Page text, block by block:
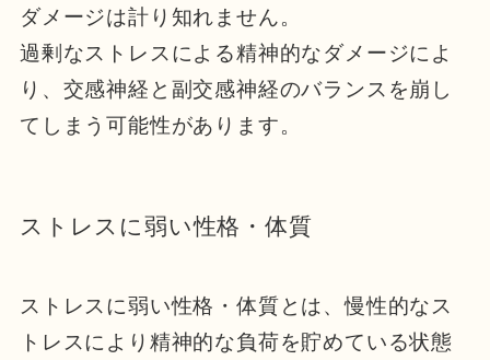
ダメージは計り知れません。
過剰なストレスによる精神的なダメージによ
り、交感神経と副交感神経のバランスを崩し
てしまう可能性があります。
ストレスに弱い性格・体質
ストレスに弱い性格・体質とは、慢性的なス
トレスにより精神的な負荷を貯めている状態